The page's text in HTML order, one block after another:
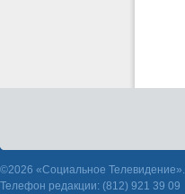
©2026 «Социальное Телевидение».
Телефон редакции: (812) 921 39 09